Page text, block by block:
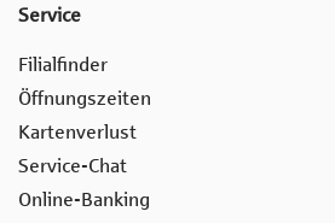
Service
Filialfinder
Öffnungszeiten
Kartenverlust
Service-Chat
Online-Banking